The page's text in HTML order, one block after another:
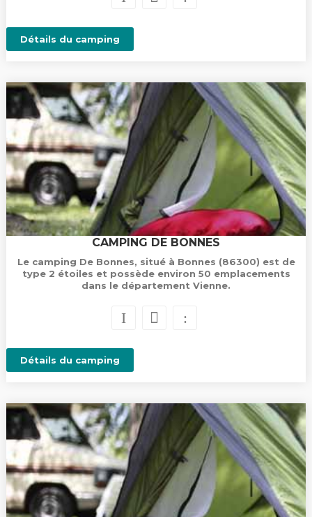
Détails du camping
CAMPING DE BONNES
Le camping De Bonnes, situé à Bonnes (86300) est de
type 2 étoiles et possède environ 50 emplacements
dans le département Vienne.
Détails du camping